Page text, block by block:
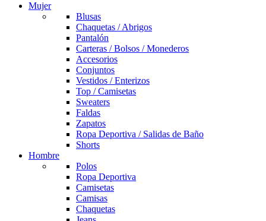
Mujer
Blusas
Chaquetas / Abrigos
Pantalón
Carteras / Bolsos / Monederos
Accesorios
Conjuntos
Vestidos / Enterizos
Top / Camisetas
Sweaters
Faldas
Zapatos
Ropa Deportiva / Salidas de Baño
Shorts
Hombre
Polos
Ropa Deportiva
Camisetas
Camisas
Chaquetas